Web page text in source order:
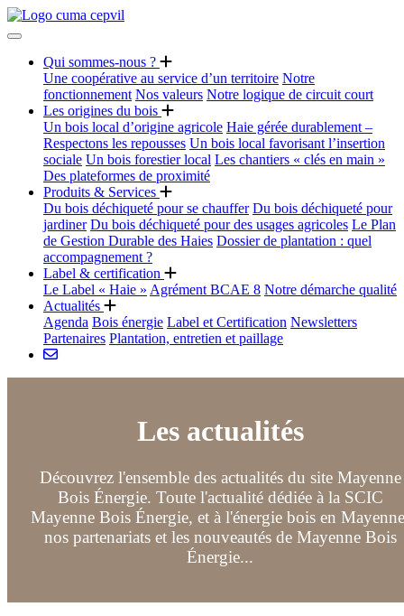
Qui sommes-nous ?
Une coopérative au service d’un territoire Notre
fonctionnement Nos valeurs Notre logique de circuit court
Les origines du bois
Un bois local d’origine agricole Haie gérée durablement –
Respectons les repousses Un bois local favorisant l’insertion
sociale Un bois forestier local Les chantiers « clés en main »
Des plateformes de proximité
Produits & Services
Du bois déchiqueté pour se chauffer Du bois déchiqueté pour
jardiner Du bois déchiqueté pour des usages agricoles Le Plan
de Gestion Durable des Haies Dossier de plantation : quel
accompagnement ?
Label & certification
Le Label « Haie » Agrément BCAE 8 Notre démarche qualité
Actualités
Agenda Bois énergie Label et Certification Newsletters
Partenaires Plantation, entretien et paillage
Les actualités
Découvrez l'ensemble des actualités du site Mayenne
Bois Énergie. Toute l'actualité dédiée à la SCIC
Mayenne Bois Énergie, et à l'énergie bois en
nos partenariats et les nouveautés de Mayenne Bois
Énergie...